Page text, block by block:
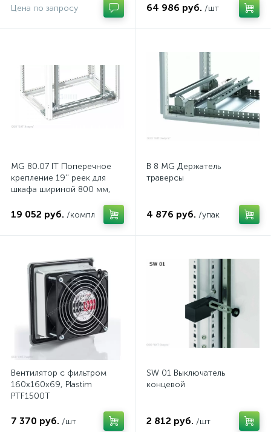
стали, с перемычкой
Цена по запросу 64 986 руб. /шт
MG 80.07 IT Поперечное
крепление 19'' реек для
шкафа шириной 800 мм,
19 052 руб. /компл
B 8 MG Держатель
траверсы
4 876 руб. /упак
Вентилятор с фильтром
160x160x69, Plastim
PTF1500T
7 370 руб. /шт
SW 01 Выключатель
концевой
2 812 руб. /шт